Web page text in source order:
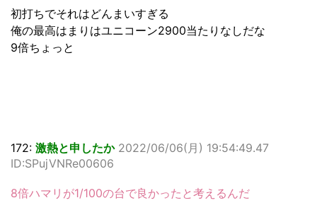
初打ちでそれはどんまいすぎる
俺の最高はまりはユニコーン2900当たりなしだな
9倍ちょっと
172: 激熱と申したか 2022/06/06(月) 19:54:49.47
ID:SPujVNRe00606
8倍ハマリが1/100の台で良かったと考えるんだ